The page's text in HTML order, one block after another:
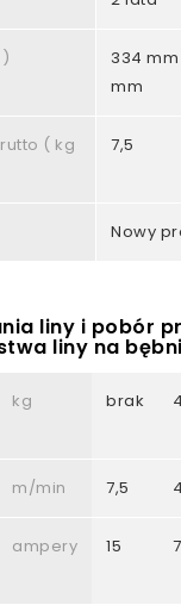
334 mm
mm
( kg
7,5
Nowy
liny i pobór
liny na
kg brak
m/min 7,5
ampery 15